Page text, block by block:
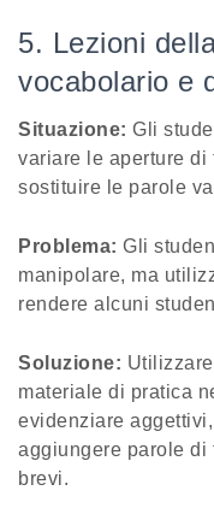
5. Lezioni
vocabolario e
Situazione: Gli
variare le aperture
sostituire le parole
Problema: Gli
manipolare, ma
rendere alcuni
Soluzione:
materiale di pratica
evidenziare
aggiungere parole di
brevi.